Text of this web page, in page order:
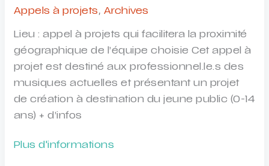
Sète
Scène
nationale
Archipel
de
Thau
et
Spectacles
à
Clermont-
Ferrand
et
Puy
de
à
Appels à projets , Archives
Lieu : appel à projets qui facilitera la proximité
géographique de l’équipe choisie Cet appel à
projet est destiné aux professionnel.le.s des
musiques actuelles et présentant un projet
de création à destination du jeune public (0-14
ans) + d’infos
Appel
Plus d'informations